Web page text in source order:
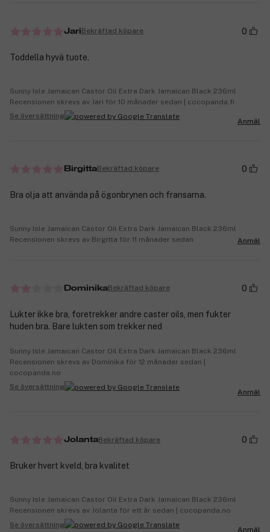
JariBekräftad köpare 0
Toddella hyvä tuote.
Sunny Isle Jamaican Castor Oil Extra Dark Jamaican Black 236ml
Recensionen skrevs av Jari för 10 månader sedan | cocopanda.fi
Se översättning
Anmäl
BirgittaBekräftad köpare 0
Bra olja att använda på ögonbrynen och fransarna.
Sunny Isle Jamaican Castor Oil Extra Dark Jamaican Black 236ml
Recensionen skrevs av Birgitta för 11 månader sedan
Anmäl
DominikaBekräftad köpare 0
Lukter ikke bra, foretrekker andre caster oils, men fukter
huden bra. Bare lukten som trekker ned
Sunny Isle Jamaican Castor Oil Extra Dark Jamaican Black 236ml
Recensionen skrevs av Dominika för 12 månader sedan |
cocopanda.no
Se översättning
Anmäl
JolantaBekräftad köpare 0
Bruker hvert kveld, bra kvalitet
Sunny Isle Jamaican Castor Oil Extra Dark Jamaican Black 236ml
Recensionen skrevs av Jolanta för ett år sedan | cocopanda.no
Se översättning
Anmäl